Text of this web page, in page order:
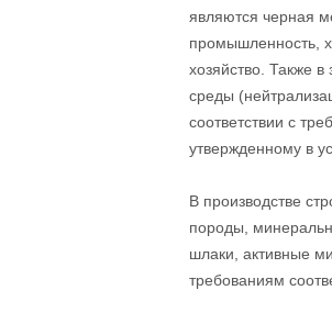
являются черная
промышленность,
хозяйство. Также
среды
соответствии с
утвержденному в
В производстве
породы,
шлаки, активные
требованиям